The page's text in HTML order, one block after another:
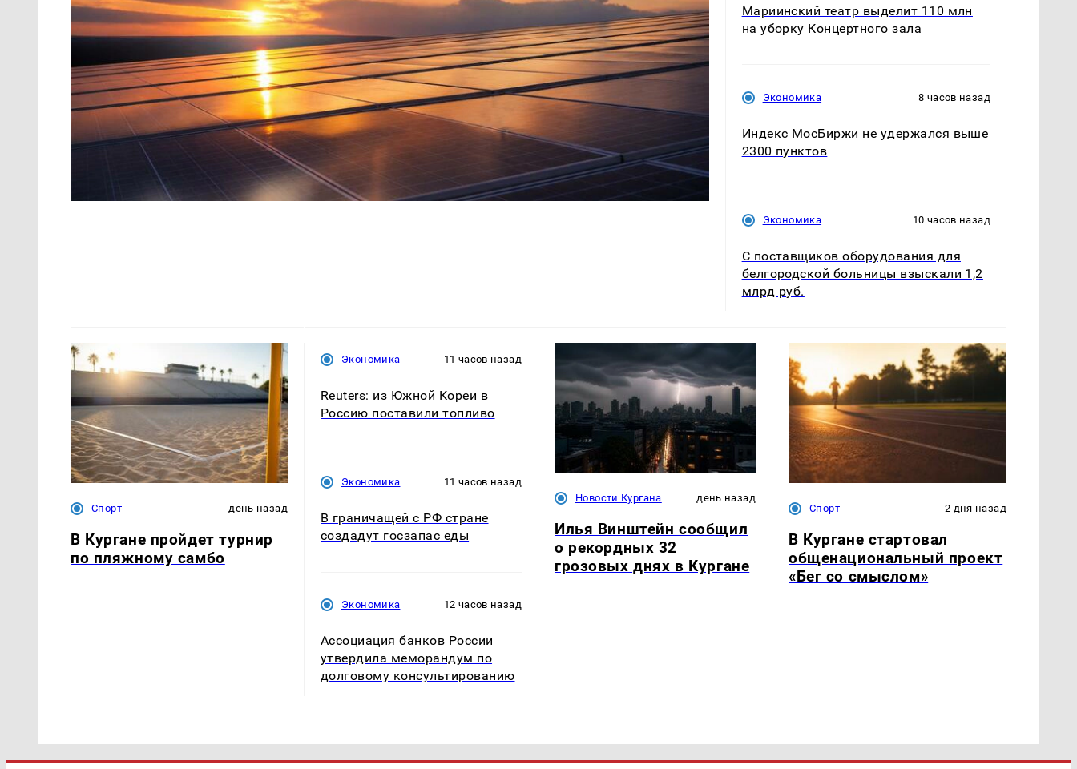
Мариинский театр выделит 110 млн
на уборку Концертного зала
Экономика 8 часов назад
Индекс МосБиржи не удержался выше
2300 пунктов
Экономика 10 часов назад
С поставщиков оборудования для
белгородской больницы взыскали 1,2
млрд руб.
Спорт день назад
В Кургане пройдет турнир
по пляжному самбо
Экономика 11 часов назад
Reuters: из Южной Кореи в
Россию поставили топливо
Экономика 11 часов назад
В граничащей с РФ стране
создадут госзапас еды
Экономика 12 часов назад
Ассоциация банков России
утвердила меморандум по
долговому консультированию
Новости Кургана день назад
Илья Винштейн сообщил
о рекордных 32
грозовых днях в Кургане
Спорт 2 дня назад
В Кургане стартовал
общенациональный проект
«Бег со смыслом»